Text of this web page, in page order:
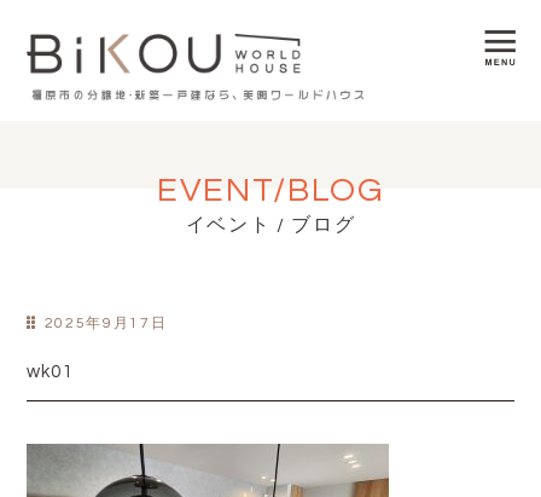
EVENT/BLOG
イベント / ブログ
2025年9月17日
wk01